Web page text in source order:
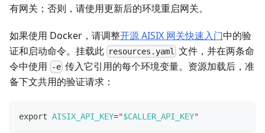
有网关；否则，请使用更新后的环境重启网关。
如果使用 Docker，请调整开源 AISIX 网关快速入门中的验
证和启动命令。挂载此 resources.yaml
文件，并在两条命
令中使用
-e 传入它引用的每个环境变量。资源加载后，准
备下文共用的验证请求：
export AISIX_API_KEY="$CALLER_API_KEY"